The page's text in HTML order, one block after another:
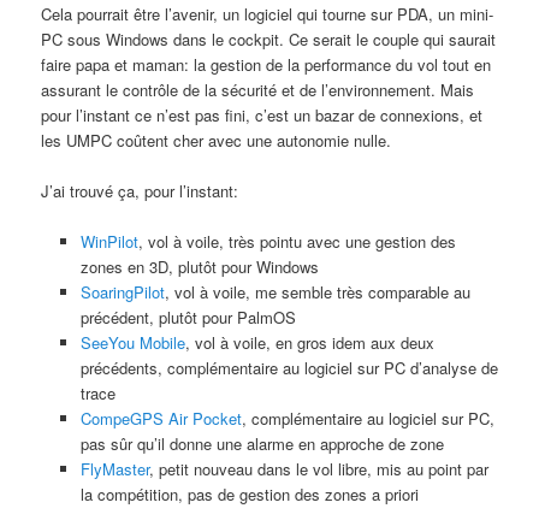
Cela pourrait être l’avenir, un logiciel qui tourne sur PDA, un mini-
PC sous Windows dans le cockpit. Ce serait le couple qui saurait
faire papa et maman: la gestion de la performance du vol tout en
assurant le contrôle de la sécurité et de l’environnement. Mais
pour l’instant ce n’est pas fini, c’est un bazar de connexions, et
les UMPC coûtent cher avec une autonomie nulle.
J’ai trouvé ça, pour l’instant:
WinPilot, vol à voile, très pointu avec une gestion des
zones en 3D, plutôt pour Windows
SoaringPilot, vol à voile, me semble très comparable au
précédent, plutôt pour PalmOS
SeeYou Mobile, vol à voile, en gros idem aux deux
précédents, complémentaire au logiciel sur PC d’analyse de
trace
CompeGPS Air Pocket, complémentaire au logiciel sur PC,
pas sûr qu’il donne une alarme en approche de zone
FlyMaster, petit nouveau dans le vol libre, mis au point par
la compétition, pas de gestion des zones a priori